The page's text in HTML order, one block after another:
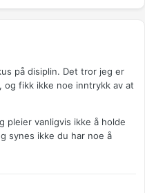
på disiplin. Det tror jeg er
og fikk ikke noe inntrykk av at
pleier vanligvis ikke å holde
synes ikke du har noe å